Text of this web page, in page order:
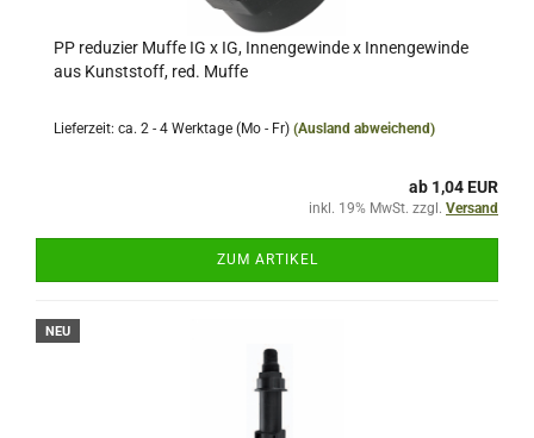
PP reduzier Muffe IG x IG, Innengewinde x Innengewinde
aus Kunststoff, red. Muffe
Lieferzeit: ca. 2 - 4 Werktage (Mo - Fr) (Ausland abweichend)
ab 1,04 EUR
inkl. 19% MwSt. zzgl. Versand
ZUM ARTIKEL
NEU